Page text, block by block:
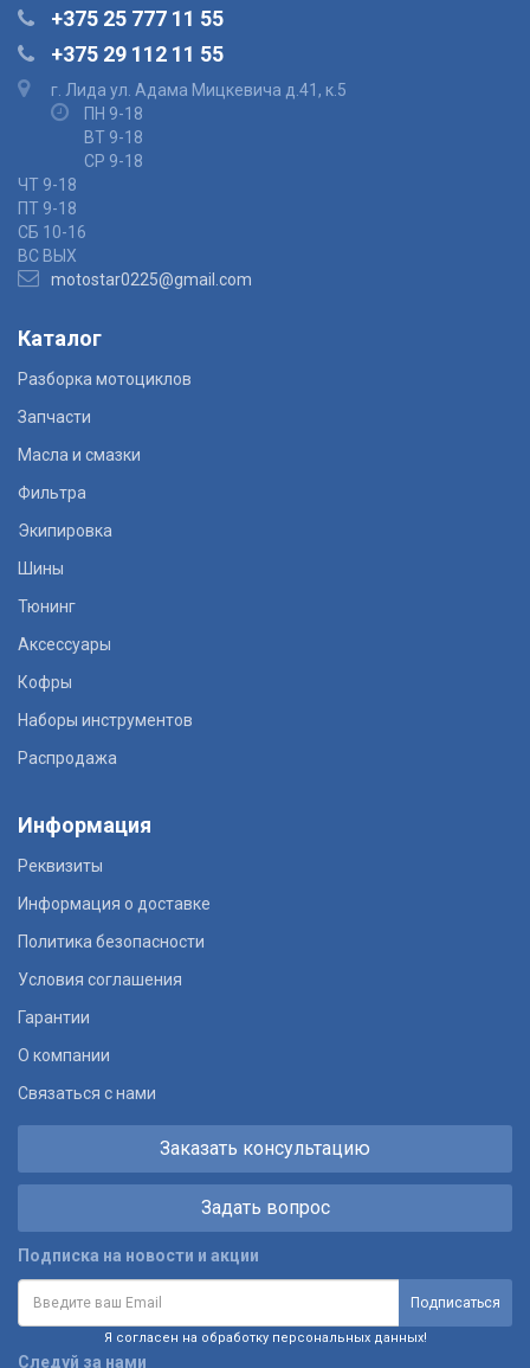
+375 25 777 11 55
+375 29 112 11 55
г. Лида ул. Адама Мицкевича д.41, к.5
ПН 9-18
ВТ 9-18
СР 9-18
ЧТ 9-18
ПТ 9-18
СБ 10-16
ВС ВЫХ
motostar0225@gmail.com
Каталог
Разборка мотоциклов
Запчасти
Масла и смазки
Фильтра
Экипировка
Шины
Тюнинг
Аксессуары
Кофры
Наборы инструментов
Распродажа
Информация
Реквизиты
Информация о доставке
Политика безопасности
Условия соглашения
Гарантии
О компании
Связаться с нами
Заказать консультацию
Задать вопрос
Подписка на новости и акции
Я согласен на обработку персональных данных!
Следуй за нами